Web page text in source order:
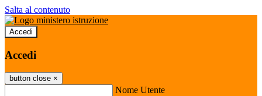
Salta al contenuto
Accedi
Accedi
button close ×
Nome Utente